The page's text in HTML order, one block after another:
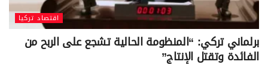
اقتصاد تركيا
برلماني تركي: “المنظومة الحالية تشجع على الربح من
الفائدة وتقتل الإنتاج”